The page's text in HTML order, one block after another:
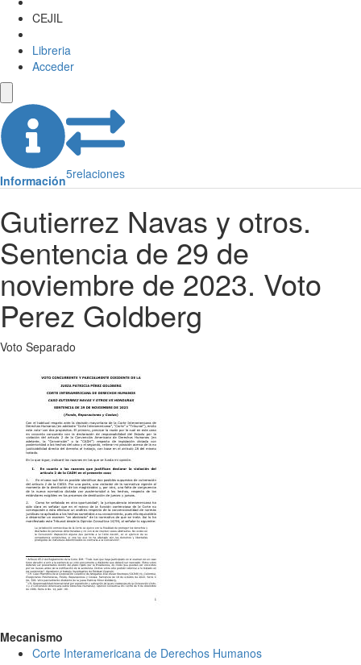
CEJIL
Libreria
Acceder
Información5relaciones
Gutierrez Navas y otros.
Sentencia de 29 de
noviembre de 2023. Voto
Perez Goldberg
Voto Separado
Mecanismo
Corte Interamericana de Derechos Humanos